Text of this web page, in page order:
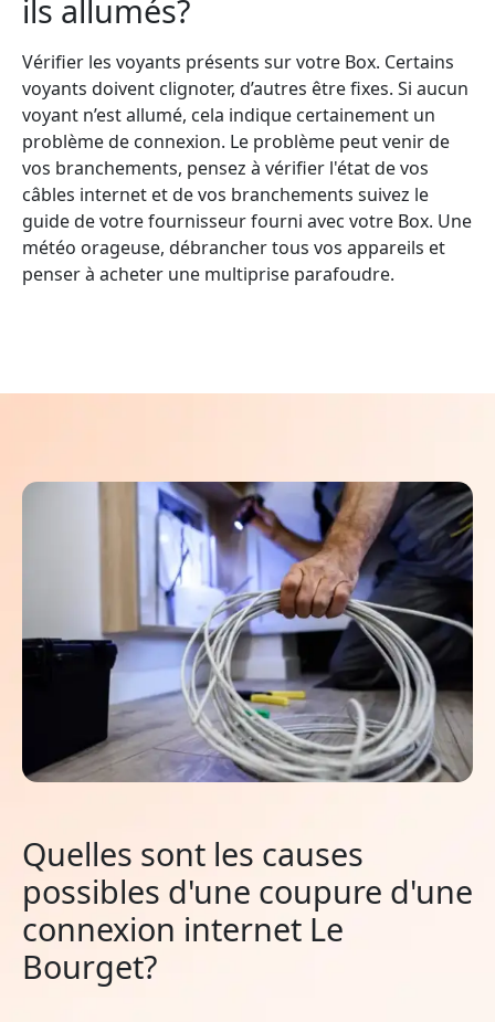
ils allumés?
Vérifier les voyants présents sur votre Box. Certains
voyants doivent clignoter, d’autres être fixes. Si aucun
voyant n’est allumé, cela indique certainement un
problème de connexion. Le problème peut venir de
vos branchements, pensez à vérifier l'état de vos
câbles internet et de vos branchements suivez le
guide de votre fournisseur fourni avec votre Box. Une
météo orageuse, débrancher tous vos appareils et
penser à acheter une multiprise parafoudre.
Quelles sont les causes
possibles d'une coupure d'une
connexion internet Le
Bourget?